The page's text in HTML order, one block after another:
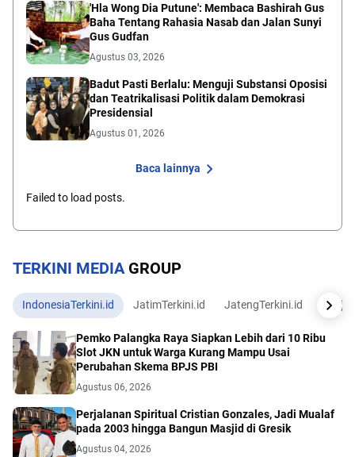
'Hla Wong Dia Putune': Membaca Bashirah Gus
Baha Tentang Rahasia Nasab dan Jalan Sunyi
Gus Gudfan
Agustus 03, 2026
Badut Pasti Berlalu: Menguji Substansi Oposisi
dan Teatrikalisasi Politik dalam Demokrasi
Presidensial
Agustus 01, 2026
Baca lainnya
Failed to load posts.
TERKINI MEDIAGROUP
IndonesiaTerkini.id JatimTerkini.id JatengTerkini.id
Pemko Palangka Raya Siapkan Lebih dari 10 Ribu
Slot JKN untuk Warga Kurang Mampu Usai
Perubahan Skema BPJS PBI
Agustus 06, 2026
Perjalanan Spiritual Cristian Gonzales, Jadi Mualaf
pada 2003 hingga Bangun Masjid di Gresik
Agustus 04, 2026